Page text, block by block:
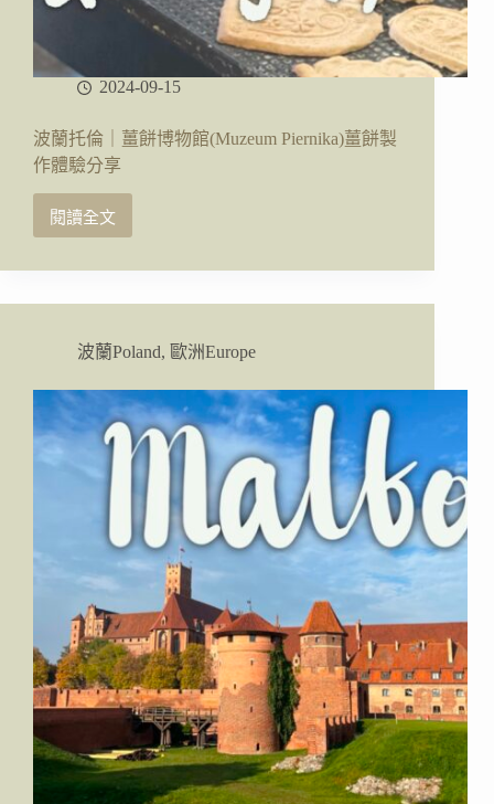
2024-09-15
波蘭托倫｜薑餅博物館(Muzeum Piernika)薑餅製
作體驗分享
閱讀全文
波
托
薑
餅
博
館
(Muzeum
Piernika)
作
驗
分
享
波蘭Poland, 歐洲Europe